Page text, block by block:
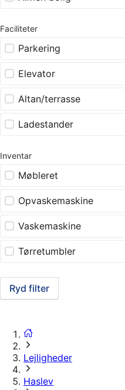
Faciliteter
Parkering
Elevator
Altan/terrasse
Ladestander
Inventar
Møbleret
Opvaskemaskine
Vaskemaskine
Tørretumbler
Ryd filter
Lejligheder
Haslev